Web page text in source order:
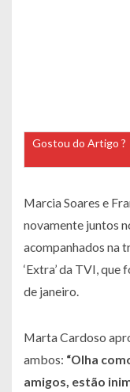
Gostou do Artigo ?
Marcia Soares e
novamente juntos
acompanhados na
‘Extra’ da TVI,
de janeiro.
Marta Cardoso
ambos: “Olha
amigos, estão